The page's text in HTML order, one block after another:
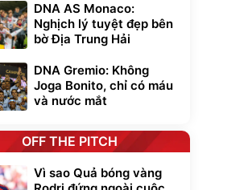
DNA AS Monaco:
Nghịch lý tuyệt đẹp bên
bờ Địa Trung Hải
DNA Gremio: Không
Joga Bonito, chỉ có máu
và nước mắt
OFF THE PITCH
Vì sao Quả bóng vàng